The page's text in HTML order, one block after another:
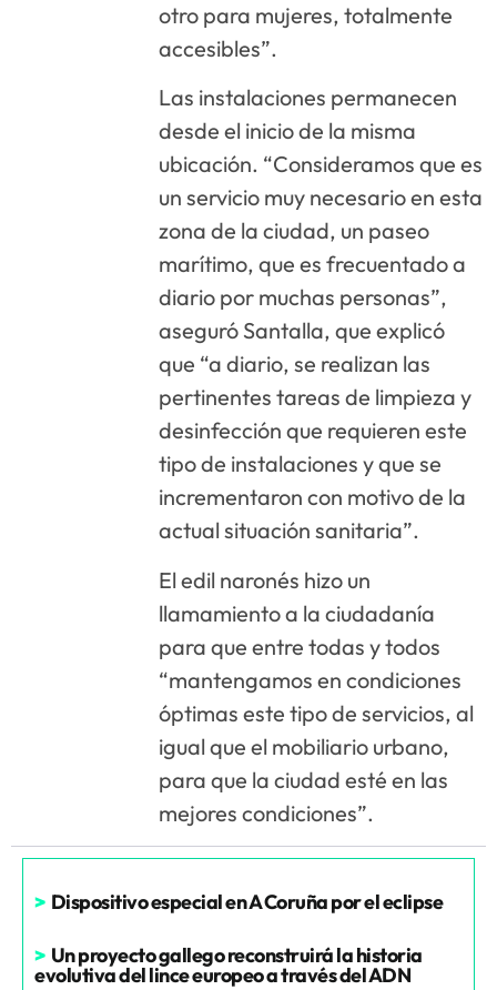
otro para mujeres, totalmente
accesibles”.
Las instalaciones permanecen
desde el inicio de la misma
ubicación. “Consideramos que es
un servicio muy necesario en esta
zona de la ciudad, un paseo
marítimo, que es frecuentado a
diario por muchas personas”,
aseguró Santalla, que explicó
que “a diario, se realizan las
pertinentes tareas de limpieza y
desinfección que requieren este
tipo de instalaciones y que se
incrementaron con motivo de la
actual situación sanitaria”.
El edil naronés hizo un
llamamiento a la ciudadanía
para que entre todas y todos
“mantengamos en condiciones
óptimas este tipo de servicios, al
igual que el mobiliario urbano,
para que la ciudad esté en las
mejores condiciones”.
> Dispositivo especial en A Coruña por el eclipse
> Un proyecto gallego reconstruirá la historia
evolutiva del lince europeo a través del ADN